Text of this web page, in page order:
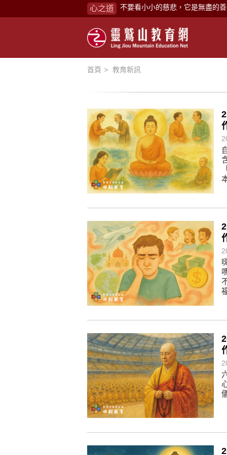
心之道 禪修，讓思緒單純，讓靈性清楚
念頭在心頭，不舒服；轉個念頭
煩惱如同下雨，當雨過天晴，雨
懂得消化煩惱，便能讓生活自在
生命是不斷流動地，安靜下來，
不執著、不妄想，當下即圓滿。
心不跟隨現下煩惱，不隨就不會
學佛，就是學著拭去塵埃。
不要看小小的慈悲，它是無盡的
禪修，讓思緒單純，讓靈性清楚
懂得消化煩惱，便能讓生活自在
負面是惡業，消極是惡業，悲觀
生命是不斷流動地，安靜下來，
不執著、不妄想，當下即圓滿。
首頁 教育新訊